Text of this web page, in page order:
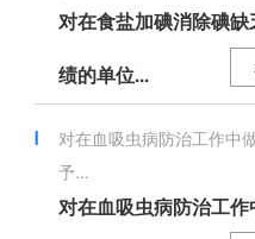
对在食盐加碘消除碘
绩的单位...
对在血吸虫病防治工作中
予...
对在血吸虫病防治工